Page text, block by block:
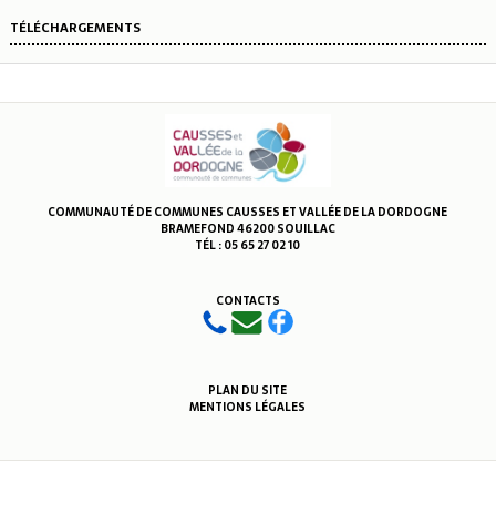
TÉLÉCHARGEMENTS
COMMUNAUTÉ DE COMMUNES CAUSSES ET VALLÉE DE LA DORDOGNE
BRAMEFOND 46200 SOUILLAC
TÉL : 05 65 27 02 10
CONTACTS
PLAN DU SITE
MENTIONS LÉGALES